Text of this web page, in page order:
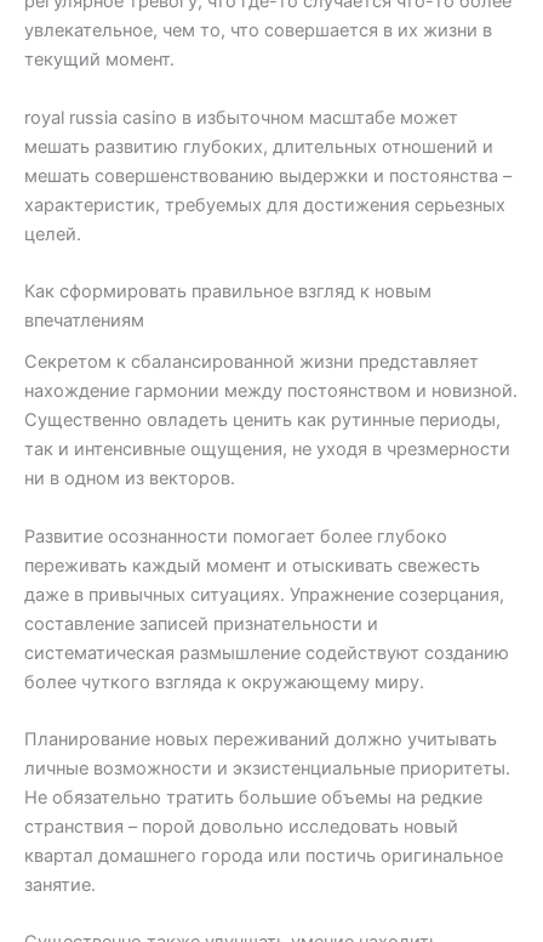
увлекательное, чем то, что совершается в их жизни в
текущий момент.
royal russia casino в избыточном масштабе может
мешать развитию глубоких, длительных отношений и
мешать совершенствованию выдержки и постоянства –
характеристик, требуемых для достижения серьезных
целей.
Как сформировать правильное взгляд к новым
впечатлениям
Секретом к сбалансированной жизни представляет
нахождение гармонии между постоянством и новизной.
Существенно овладеть ценить как рутинные периоды,
так и интенсивные ощущения, не уходя в чрезмерности
ни в одном из векторов.
Развитие осознанности помогает более глубоко
переживать каждый момент и отыскивать свежесть
даже в привычных ситуациях. Упражнение созерцания,
составление записей признательности и
систематическая размышление содействуют созданию
более чуткого взгляда к окружающему миру.
Планирование новых переживаний должно учитывать
личные возможности и экзистенциальные приоритеты.
Не обязательно тратить большие объемы на редкие
странствия – порой довольно исследовать новый
квартал домашнего города или постичь оригинальное
занятие.